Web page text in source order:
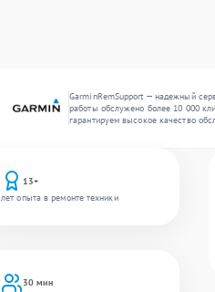
GarminRemSupport — надежный
работы обслужено более 10 000
гарантируем высокое качество
13+
лет опыта в ремонте техники
30 мин